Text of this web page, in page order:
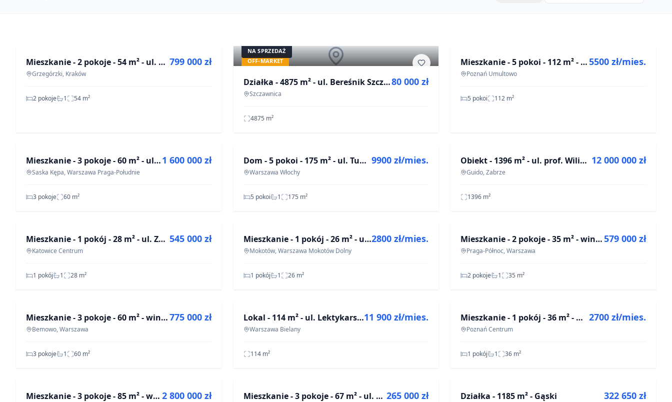
OFF-MARKET Mieszkanie - 2 pokoje - 54 m² - ul. prof. Władysława Szafera Kraków Grzegórzki
Grzegórzki, Kraków
799 000 zł
2 pokoje 1 54 m²
OFF-MARKET
NA SPRZEDAŻ
Działka - 4875 m² - ul. Bereśnik Szczawnica
Szczawnica
80 000 zł
4875 m²
OFF-MARKET Mieszkanie - 5 pokoi - 112 m² - ul. Jarosława Maciejewskiego Poznań Umultowo
Poznań Umultowo
5500 zł/mies.
5 pokoi 112 m²
OFF-MARKET Mieszkanie - 3 pokoje - 60 m² - ul. Dąbrówki Warszawa Praga-Południe Saska Kępa
Saska Kępa, Warszawa Praga-Południe
1 600 000 zł
3 pokoje 60 m²
OFF-MARKET Dom - 5 pokoi - 175 m² - ul. Tumska Warszawa Włochy
Warszawa Włochy
9900 zł/mies.
5 pokoi 1 175 m²
OFF-MARKET Obiekt - 1396 m² - ul. prof. Wilibalda Winklera Zabrze
Guido, Zabrze
12 000 000 zł
1396 m²
OFF-MARKET Mieszkanie - 1 pokój - 28 m² - ul. Zabrska Katowice Centrum
Katowice Centrum
545 000 zł
1 pokój 1 28 m²
OFF-MARKET Mieszkanie - 1 pokój - 26 m² - ul. Czerniakowska Warszawa Mokotów Dolny
Mokotów, Warszawa Mokotów Dolny
2800 zł/mies.
1 pokój 1 26m²
OFF-MARKET Mieszkanie - 2 pokoje - 35 m² - winda - ul. Blaszana Warszawa Praga-Północ
Praga-Północ, Warszawa
579 000 zł
2 pokoje 1 35 m²
OFF-MARKET Mieszkanie - 3 pokoje - 60 m² - winda - ul. Secemińska Warszawa Bemowo
Bemowo, Warszawa
775 000 zł
3 pokoje 1 60 m²
OFF-MARKET Lokal - 114 m² - ul. Lektykarska Warszawa Bielany
Warszawa Bielany
11 900 zł/mies.
114m²
OFF-MARKET Mieszkanie - 1 pokój - 36 m² - winda - ul. Działyńskich Poznań Centrum
Poznań Centrum
2700 zł/mies.
1 pokój 1 36 m²
OFF-MARKET Mieszkanie - 3 pokoje - 85 m² - winda - ul. abp. Józefa Teodorowicza Warszawa Wilanów 2 800 000 zł OFF-MARKET Mieszkanie - 3 pokoje - 67 m² - ul. Przemysłowa Jaworzno 265 000 zł OFF-MARKET
Działka - 1185 m² - Gąski 322 650 zł